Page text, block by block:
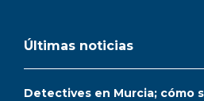
Últimas noticias
Detectives en Murcia; cómo